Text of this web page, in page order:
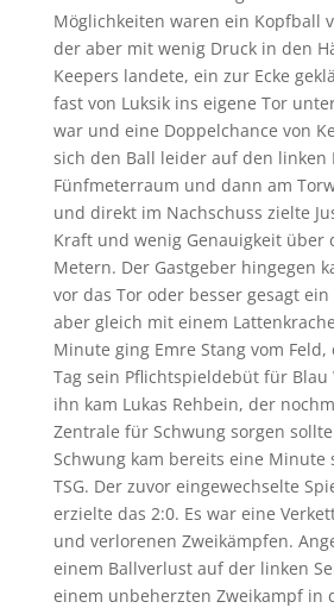
Möglichkeiten waren ein Kopfball
der aber mit wenig Druck in den
Keepers landete, ein zur Ecke
fast von Luksik ins eigene Tor
war und eine Doppelchance von
sich den Ball leider auf den linken
Fünfmeterraum und dann am
und direkt im Nachschuss zielte
Kraft und wenig Genauigkeit über
Metern. Der Gastgeber hingegen
vor das Tor oder besser gesagt
aber gleich mit einem
Minute ging Emre Stang vom
Tag sein Pflichtspieldebüt für Blau
ihn kam Lukas Rehbein, der
Zentrale für Schwung sorgen
Schwung kam bereits eine Minute
TSG. Der zuvor eingewechselte
erzielte das 2:0. Es war eine
und verlorenen Zweikämpfen.
einem Ballverlust auf der linken
einem unbeherzten Zweikampf in